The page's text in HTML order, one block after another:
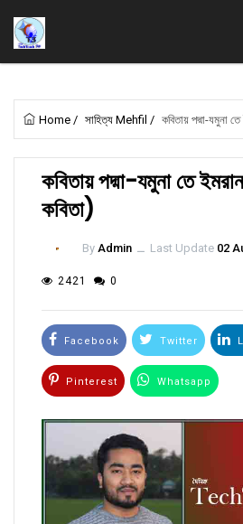
Home / সাহিত্য Mehfil / কবিতায় পদ্মা-যমুনা
কবিতায় পদ্মা-যমুনা তে
কবিতা)
By Admin ــ Last Update 02
2421 0
Facebook Twitter
Pinterest Whatsapp